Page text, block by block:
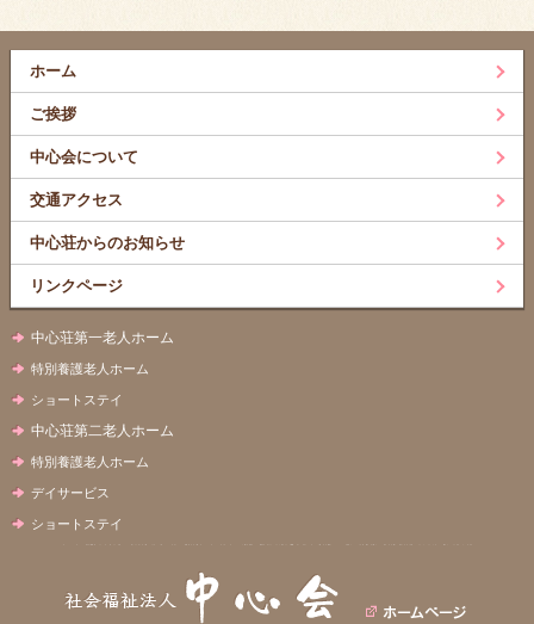
ホーム
ご挨拶
中心会について
交通アクセス
中心荘からのお知らせ
リンクページ
中心荘第一老人ホーム
特別養護老人ホーム
ショートステイ
中心荘第二老人ホーム
特別養護老人ホーム
デイサービス
ショートステイ